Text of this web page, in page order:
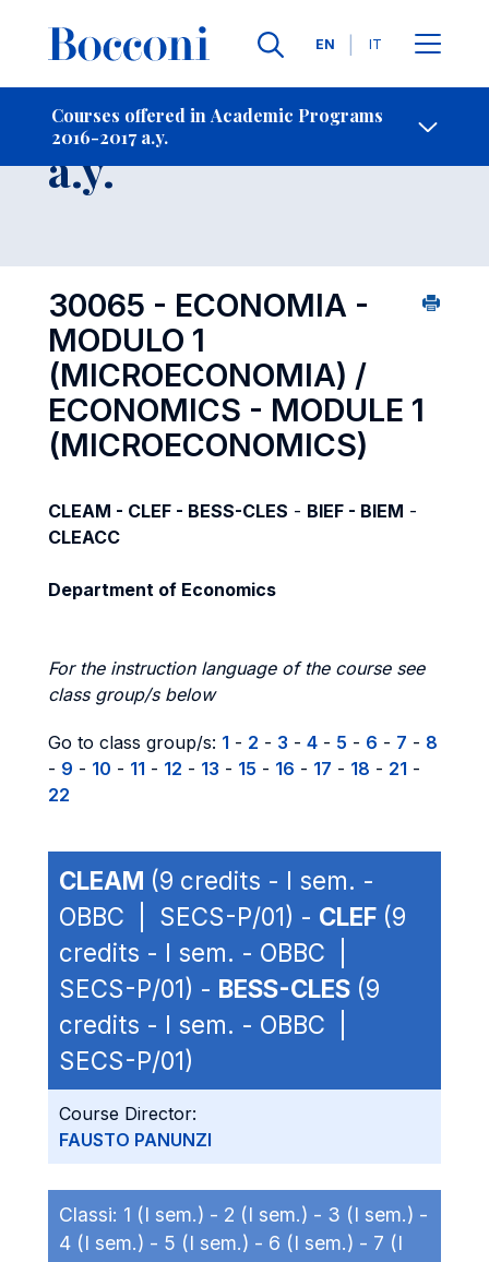
Languages
EN IT
Courses offered in Academic Programs
2016-2017 a.y.
- Contact Us
Course 2016-2017
a.y.
30065 - ECONOMIA -
MODULO 1
(MICROECONOMIA) /
ECONOMICS - MODULE 1
(MICROECONOMICS)
CLEAM - CLEF - BESS-CLES - BIEF - BIEM -
CLEACC
Department of Economics
For the instruction language of the course see
class group/s below
Go to class group/s: 1 - 2 - 3 - 4 - 5 - 6 - 7 - 8
- 9 - 10 - 11 - 12 - 13 - 15 - 16 - 17 - 18 - 21 -
22
CLEAM (9 credits - I sem. -
OBBC | SECS-P/01) - CLEF (9
credits - I sem. - OBBC |
SECS-P/01) - BESS-CLES (9
credits - I sem. - OBBC |
SECS-P/01)
Course Director:
FAUSTO PANUNZI
Classi: 1 (I sem.) - 2 (I sem.) - 3 (I sem.) -
4 (I sem.) - 5 (I sem.) - 6 (I sem.) - 7 (I